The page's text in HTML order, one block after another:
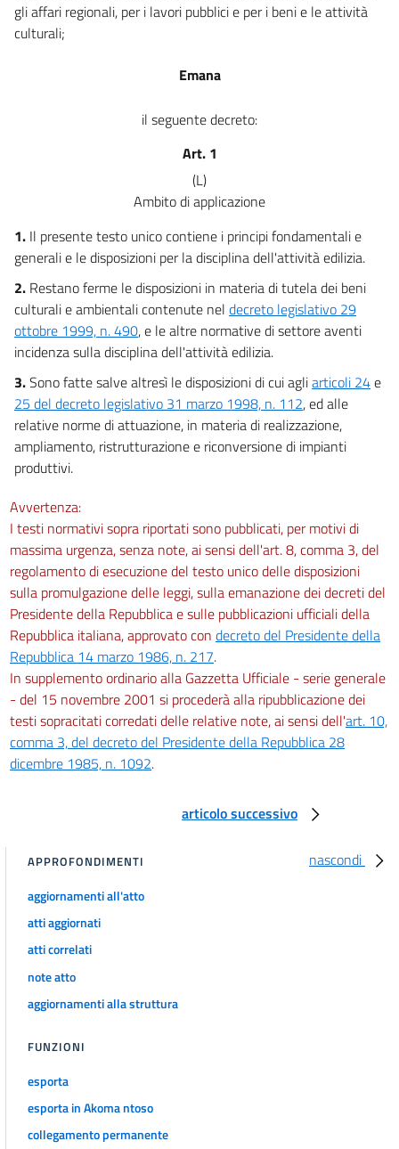
50
NORMATIVA TECNICA PER L'EDILIZIA
56
57
58
59
60
61
62
63
Adempimenti
64
65
66
67
Sezione II
Vigilanza
68
69
70
74
75
76
Disposizioni per favorire il superamento e l'eliminazione delle barriere
Eliminazione delle barriere architettoniche negli edifici privati
77
78
79
gli affari regionali, per i lavori pubblici e per i beni e le attività
culturali;
Emana
il seguente decreto:
Art. 1
(L)
Ambito di applicazione
1. Il presente testo unico contiene i principi fondamentali e
generali e le disposizioni per la disciplina dell'attività edilizia.
2. Restano ferme le disposizioni in materia di tutela dei beni
culturali e ambientali contenute nel decreto legislativo 29
ottobre 1999, n. 490, e le altre normative di settore aventi
incidenza sulla disciplina dell'attività edilizia.
3.Sono fatte salve altresì le disposizioni di cui agliarticoli 24e
25 del decreto legislativo 31 marzo 1998, n. 112, ed alle
relative norme di attuazione, in materia di realizzazione,
ampliamento, ristrutturazione e riconversione di impianti
produttivi.
Avvertenza:
I testi normativi sopra riportati sono pubblicati, per motivi di
massima urgenza, senza note, ai sensi dell'art. 8, comma 3, del
regolamento di esecuzione del testo unico delle disposizioni
sulla promulgazione delle leggi, sulla emanazione dei decreti del
Presidente della Repubblica e sulle pubblicazioni ufficiali della
Repubblica italiana, approvato con decreto del Presidente della
Repubblica 14 marzo 1986, n. 217.
In supplemento ordinario alla Gazzetta Ufficiale - serie generale
- del 15 novembre 2001 si procederà alla ripubblicazione dei
testi sopracitati corredati delle relative note, ai sensi dell'art. 10,
comma 3, del decreto del Presidente della Repubblica 28
dicembre 1985, n. 1092.
articolo successivo
nascondi
APPROFONDIMENTI
aggiornamenti all'atto
atti aggiornati
atti correlati
note atto
aggiornamenti alla struttura
FUNZIONI
esporta
esporta in Akoma ntoso
collegamento permanente